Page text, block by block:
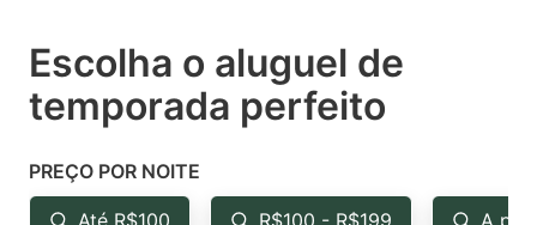
select
a
Press
the
select
a
the
Escolha o aluguel de
temporada perfeito
PREÇO POR NOITE
Até R$100 R$100 - R$199 A